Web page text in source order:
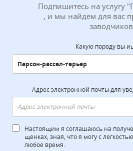
Подпишитесь на услугу
, и мы найдем для вас
заводчиков.
Какую породу вы
Адрес электронной почты для
Настоящим я соглашаюсь на
щенках, зная, что я могу с
любое время.